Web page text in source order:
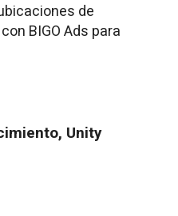
de
BIGO Ads para
Unity